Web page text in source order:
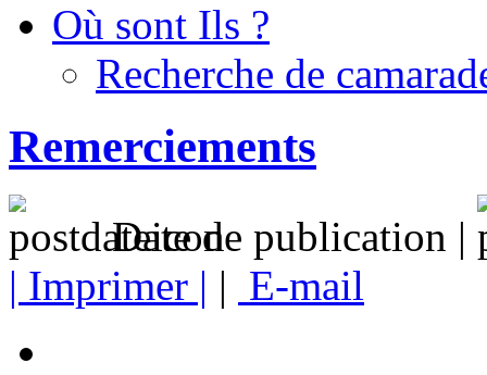
Où sont Ils ?
Recherche de
Remerciements
Date de publication |
| Imprimer | | E-mail